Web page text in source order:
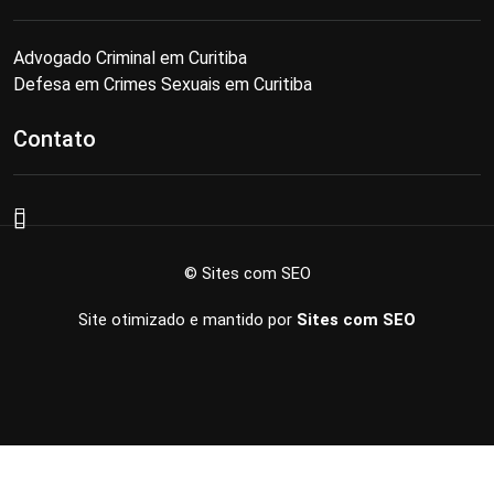
Advogado Criminal em Curitiba
Defesa em Crimes Sexuais em Curitiba
Contato
© Sites com SEO
Site otimizado e mantido por Sites com SEO